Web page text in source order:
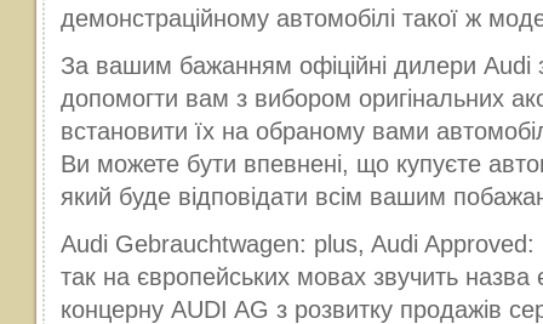
демонстраційному автомобілі такої ж
За вашим бажанням офіційні дилери Audi
допомогти вам з вибором оригінальних
встановити їх на обраному вами
Ви можете бути впевнені, що купуєте
який буде відповідати всім вашим
Audi Gebrauchtwagen: plus, Audi
так на європейських мовах звучить назва
концерну AUDI AG з розвитку продажів